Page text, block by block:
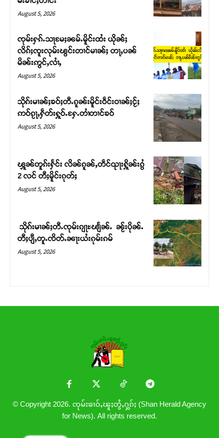
တႃႇႁႂ်ႈသဵင်ၵၢင်ၸႂ်ၵူၼ်းမိူင်း ၵူႈတီႈၵူႈလႅၼ်ပေႃးတေၸွ
တ်ႇ တူဝ်ႈလုမ်ႈၾႃႉၼၼ်ႉ ၶဝ်ႈႁူမ်ႈၵမ်ႉထႅမ် ၸုမ်းၶၢ
ဝ်ႇၽူႈတွႆႇႁွၵ်ႈ လႆႈယူႇၶႃႈဢေႃႈ။
August 5, 2026
ၸုမ်းႁၵ်ႉသႃမႄႈၼမ်ႉမိူင်းထႆး ယိုၼ်ႈ
လိၵ်ႈၸူးလုမ်းၽွင်းတၢင်မၢၼ်ႈ တႃႇပၼ်
မိၼ်းဢွင်ႇလၢႆႇ
August 5, 2026
သိုၵ်းမၢၼ်ႈၶဝ်ႈတီႉၵူၼ်းမိူင်းဝဵင်းဝၢၼ်ႈငႂ်ႈ
ဢဝ်ၵႂႃႇႁဵတ်းႁူဝ်ႉႁႄႉတၢႆတၢင်ၶဝ်
August 5, 2026
ၾူၼ်တူၵ်းႁႅင်း လိၼ်ၵူၼ်ႇတဵင်ၺႃးႁိူၼ်းၵွႆ
2 လင် တီႈမိူင်းၵုတ်ႈ
August 5, 2026
သိုၵ်းမၢၼ်ႈတီႉၸုမ်းၵျႃႊၽျႅၼ်ႉ ၼႂ်းပိုၼ်ႉ
တီႈပျီႇတူႉၸိတ်ႉၼႃးယႆးၵုမ်းၵမ်
August 5, 2026
© Copyright 2026. ၸုမ်းၶၢဝ်ႇၽူႈတွႆႇႁွၵ်ႈ (Shan Herald Agency
for News). All rights reserved.